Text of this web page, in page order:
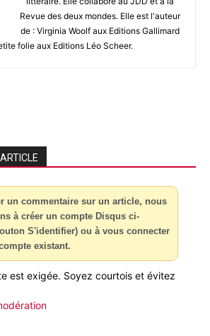
Revue des deux mondes. Elle est l'auteur
de : Virginia Woolf aux Editions Gallimard
folie aux Editions Léo Scheer.
un commentaire sur un article, nous
à créer un compte Disqus ci-
S'identifier) ou à vous connecter
existant.
est exigée. Soyez courtois et évitez